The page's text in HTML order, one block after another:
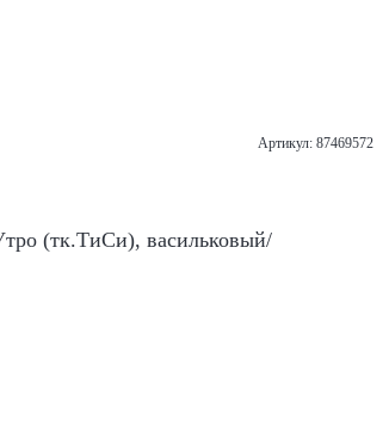
Артикул: 87469572